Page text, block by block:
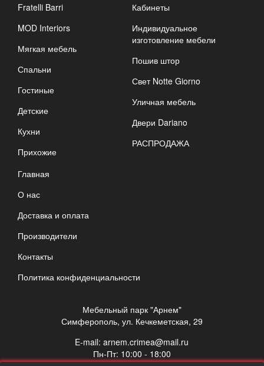
Fratelli Barri
MOD Interiors
Мягкая мебель
Спальни
Гостиные
Детские
Кухни
Прихожие
Кабинеты
Индивидуальное
изготовление мебели
Пошив штор
Свет Notte Giorno
Уличная мебель
Двери Dariano
РАСПРОДАЖА
Главная
О нас
Доставка и оплата
Производители
Контакты
Политика конфиденциальности
Мебельный парк "Арнем"
Симферополь, ул. Кечкеметская, 29
E-mail:arnem.crimea@mail.ru
Пн-Пт: 10:00 - 18:00